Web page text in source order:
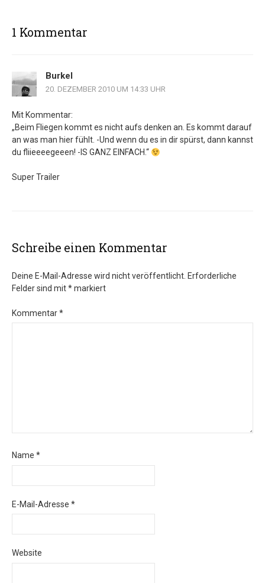
1 Kommentar
Burkel
20. DEZEMBER 2010 UM 14:33 UHR
Mit Kommentar:
„Beim Fliegen kommt es nicht aufs denken an. Es kommt darauf
an was man hier fühlt. -Und wenn du es in dir spürst, dann kannst
du fliieeeegeeen! -IS GANZ EINFACH.“
Super Trailer
Schreibe einen Kommentar
Deine E-Mail-Adresse wird nicht veröffentlicht. Erforderliche
Felder sind mit*markiert
Kommentar*
Name *
E-Mail-Adresse *
Website